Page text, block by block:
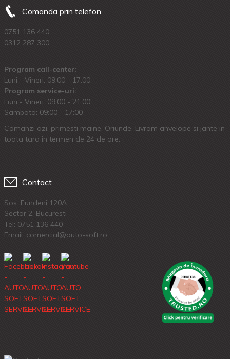
Comanda prin telefon
0751 136 440
0312 287 300
Program call-center:
Luni - Vineri: 09:00 - 17:00
Program service-uri:
Luni - Vineri: 09.00 - 21:00
Sambata: 09:00 - 17:00
Comanzi azi, primesti maine. Oriunde. Livram anvelope si jante in
toata tara in termen de 24 de ore.
Contact
Sos. Fundeni 120A
Sector 2, Bucuresti
Tel: 0751 136 440
Email: comercial@auto-soft.ro